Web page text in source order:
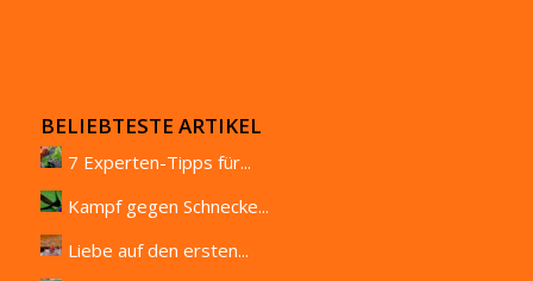
BELIEBTESTE ARTIKEL
7 Experten-Tipps für...
Kampf gegen Schnecke...
Liebe auf den ersten...